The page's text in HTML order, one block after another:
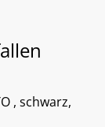
, schwarz,